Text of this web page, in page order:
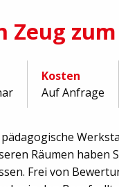
Zeug
Kosten
Auf Anfrage
Räumen haben
Frei von